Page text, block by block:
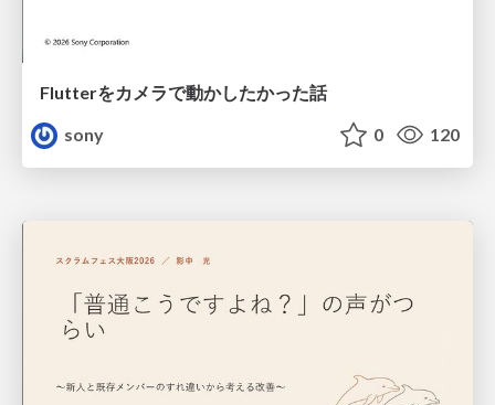
Flutterをカメラで動かしたかった話
sony
0 120